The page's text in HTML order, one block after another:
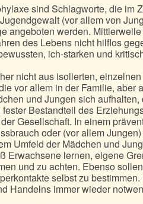
sind Schlagworte, die im
(vor allem von
angeboten werden.
des Lebens nicht hilflos
ich-starken und
nicht aus isolierten,
vor allem in der Familie,
und Jungen sich
Bestandteil des
Gesellschaft. In einem
oder (vor allem
Umfeld der Mädchen und
Erwachsene lernen, eigene
und zu achten. Ebenso
selbst zu
Handelns immer wieder